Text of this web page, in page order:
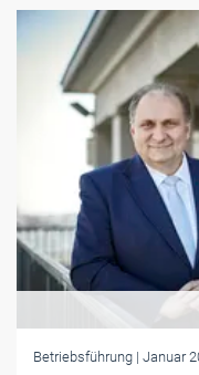
Betriebsführung | Januar